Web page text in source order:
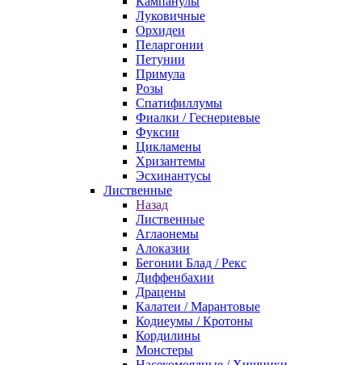
Луковичные
Орхидеи
Пеларгонии
Петунии
Примула
Розы
Спатифиллумы
Фиалки / Геснериевые
Фуксии
Цикламены
Хризантемы
Эсхинантусы
Лиственные
Назад
Лиственные
Аглаонемы
Алоказии
Бегонии Блад / Рекс
Диффенбахии
Драцены
Калатеи / Марантовые
Кодиеумы / Кротоны
Кордилины
Монстеры